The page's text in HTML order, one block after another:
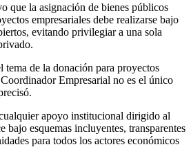
que la asignación de bienes públicos
empresariales debe realizarse bajo
evitando privilegiar a una sola
tema de la donación para proyectos
Empresarial no es el único
apoyo institucional dirigido al
bajo esquemas incluyentes, transparentes
para todos los actores económicos